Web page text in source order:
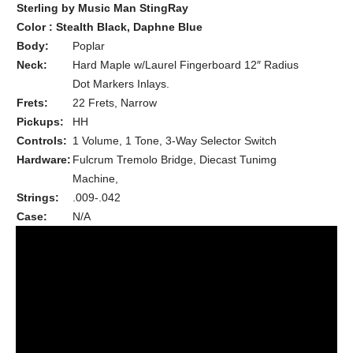
Sterling by Music Man StingRay
Color : Stealth Black, Daphne Blue
Body:
Poplar
Neck:
Hard Maple w/Laurel Fingerboard 12″ Radius
Dot Markers Inlays.
Frets:
22 Frets, Narrow
Pickups:
HH
Controls: 1 Volume, 1 Tone, 3-Way Selector Switch
Hardware: Fulcrum Tremolo Bridge, Diecast Tunimg
Machine,
Strings:
.009-.042
Case:
N/A